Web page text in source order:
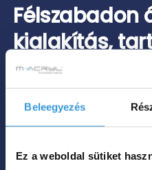
Beleegyezés
Ez a weboldal sütiket
Félszabadon
kialakítás,
szaniter
Az Iris C 100% szaniter
anyag kellemes tapintású,
felveszi a víz